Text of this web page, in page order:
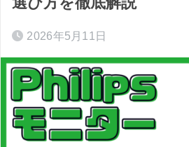
2026年5月11日